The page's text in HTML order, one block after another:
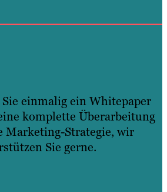
einmalig ein Whitepaper
komplette Überarbeitung
Marketing-Strategie, wir
Sie gerne.